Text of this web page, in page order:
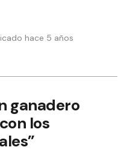
hace 5 años
ganadero
los